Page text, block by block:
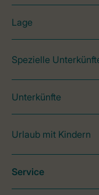
Lage
Spezielle
Unterkünfte
Urlaub mit Kindern
Service